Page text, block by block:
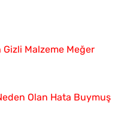
Gizli Malzeme Meğer
Olan Hata Buymuş